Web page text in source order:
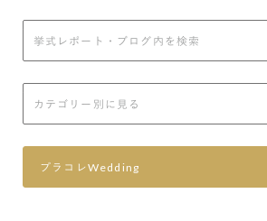
プラコレWedding